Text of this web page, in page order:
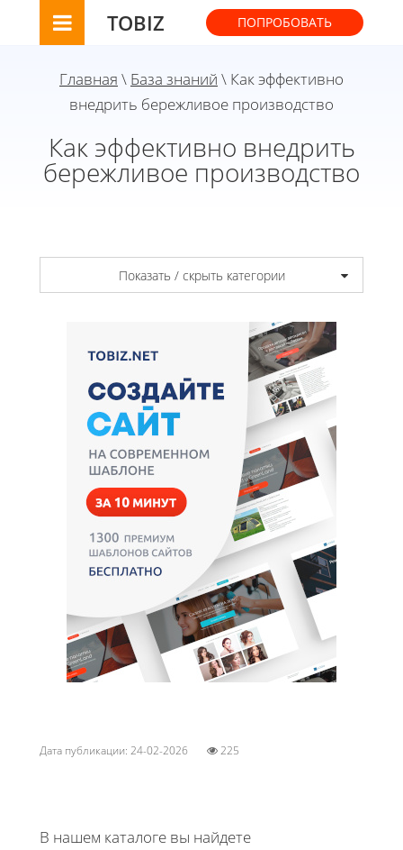
TOBIZ ПОПРОБОВАТЬ
Главная \ База знаний \ Как эффективно
внедрить бережливое производство
Как эффективно внедрить
бережливое производство
Показать / скрыть категории
Дата публикации: 24-02-2026 225
В нашем каталоге вы найдете